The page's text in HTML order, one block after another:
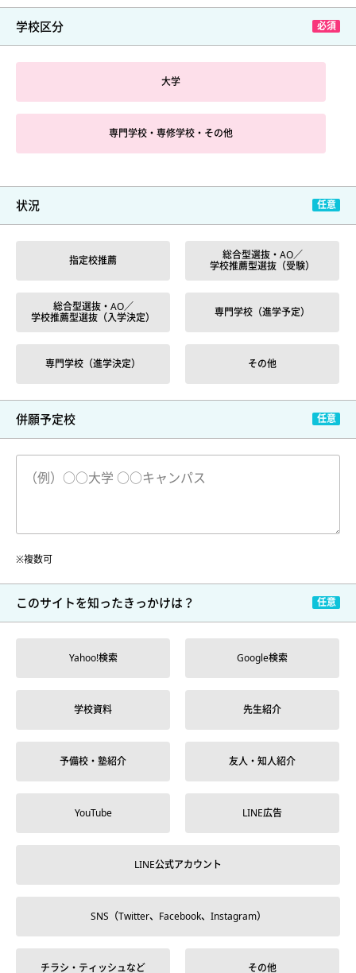
学校区分
大学
専門学校・専修学校・その他
状況
指定校推薦
総合型選抜・AO／
学校推薦型選抜（受験）
総合型選抜・AO／
学校推薦型選抜（入学決定）
専門学校（進学予定）
専門学校（進学決定） その他
併願予定校
※複数可
このサイトを知ったきっかけは？
Yahoo!検索 Google検索
学校資料 先生紹介
予備校・塾紹介 友人・知人紹介
YouTube LINE広告
LINE公式アカウント
SNS（Twitter、Facebook、Instagram）
チラシ・ティッシュなど その他